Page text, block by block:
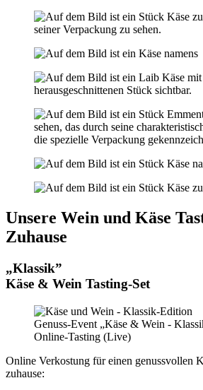
Unsere Wein und Käse
Zuhause
„Klassik”
Käse & Wein Tasting-Set
Genuss-Event „Käse & Wein -
Online-Tasting (Live)
Online Verkostung für einen genussvollen
zuhause: